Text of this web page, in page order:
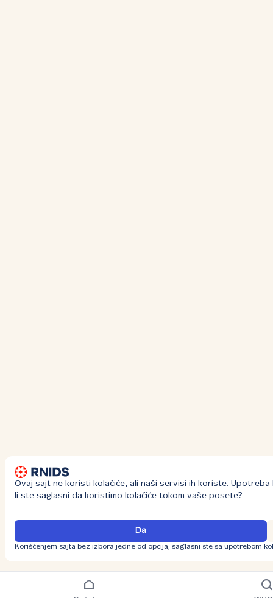
Ovaj sajt ne koristi kolačiće, ali naši servisi ih koriste. Upotreba
li ste saglasni da koristimo kolačiće tokom vaše posete?
Da
Korišćenjem sajta bez izbora jedne od opcija, saglasni ste sa upotrebom